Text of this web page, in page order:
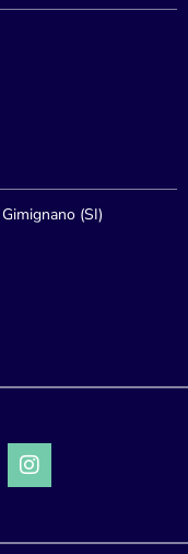
(SI)